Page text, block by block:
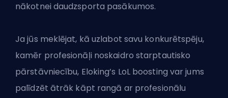
nākotnei daudzsporta pasākumos.
Ja jūs meklējat, kā uzlabot savu konkurētspēju,
kamēr profesionāļi noskaidro starptautisko
pārstāvniecību, Eloking’s LoL boosting var jums
palīdzēt ātrāk kāpt rangā ar profesionālu